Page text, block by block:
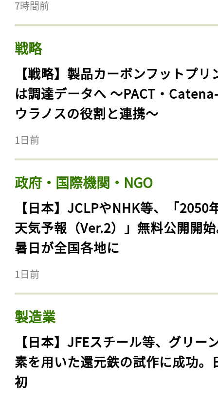
7時間前
戦略
【戦略】製品カーボンフットプリ
は調達データへ 〜PACT・
ウラノスの役割と連携〜
1日前
政府・国際機関・NGO
【日本】JCLPやNHK等、「2050
天気予報（Ver.2）」無料公開開
暑日が全国各地に
1日前
製造業
【日本】JFEスチール等、グリー
素を用いた還元鉄の試作に成功。
初